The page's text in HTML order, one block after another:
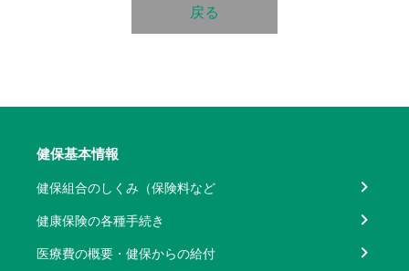
戻る
健保基本情報
健保組合のしくみ（保険料など
健康保険の各種手続き
医療費の概要・健保からの給付